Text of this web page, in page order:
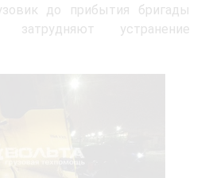
до прибытия бригады
устранение